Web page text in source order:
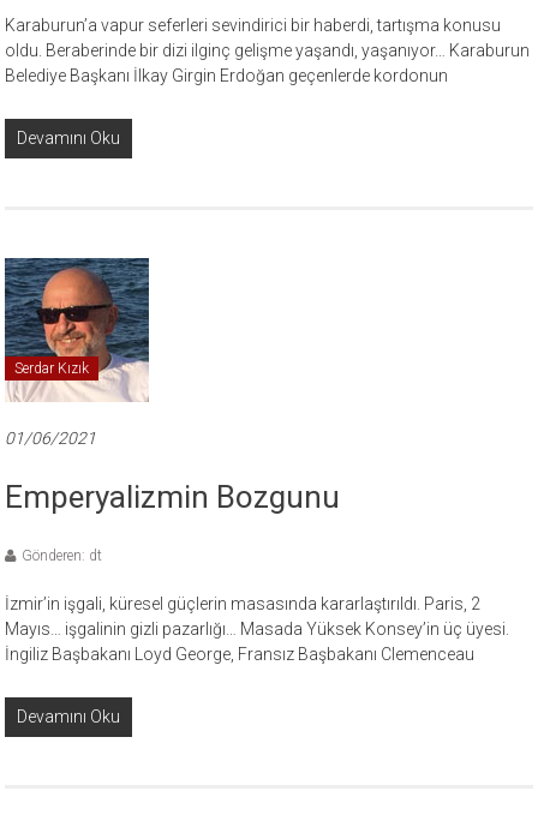
Karaburun’a vapur seferleri sevindirici bir haberdi, tartışma konusu
oldu. Beraberinde bir dizi ilginç gelişme yaşandı, yaşanıyor… Karaburun
Belediye Başkanı İlkay Girgin Erdoğan geçenlerde kordonun
Devamını Oku
Serdar Kızık
01/06/2021
Emperyalizmin Bozgunu
Gönderen: dt
İzmir’in işgali, küresel güçlerin masasında kararlaştırıldı. Paris, 2
Mayıs… işgalinin gizli pazarlığı… Masada Yüksek Konsey’in üç üyesi.
İngiliz Başbakanı Loyd George, Fransız Başbakanı Clemenceau
Devamını Oku